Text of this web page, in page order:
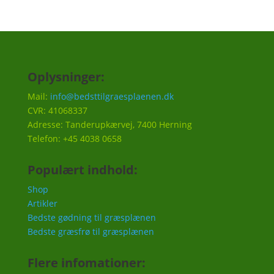
Oplysninger:
Mail: info@bedsttilgraesplaenen.dk
CVR: 41068337
Adresse: Tanderupkærvej, 7400 Herning
Telefon: +45 4038 0658
Populært indhold:
Shop
Artikler
Bedste gødning til græsplænen
Bedste græsfrø til græsplænen
Flere infomationer: